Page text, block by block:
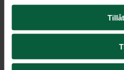
Dekoration - Pastellvind